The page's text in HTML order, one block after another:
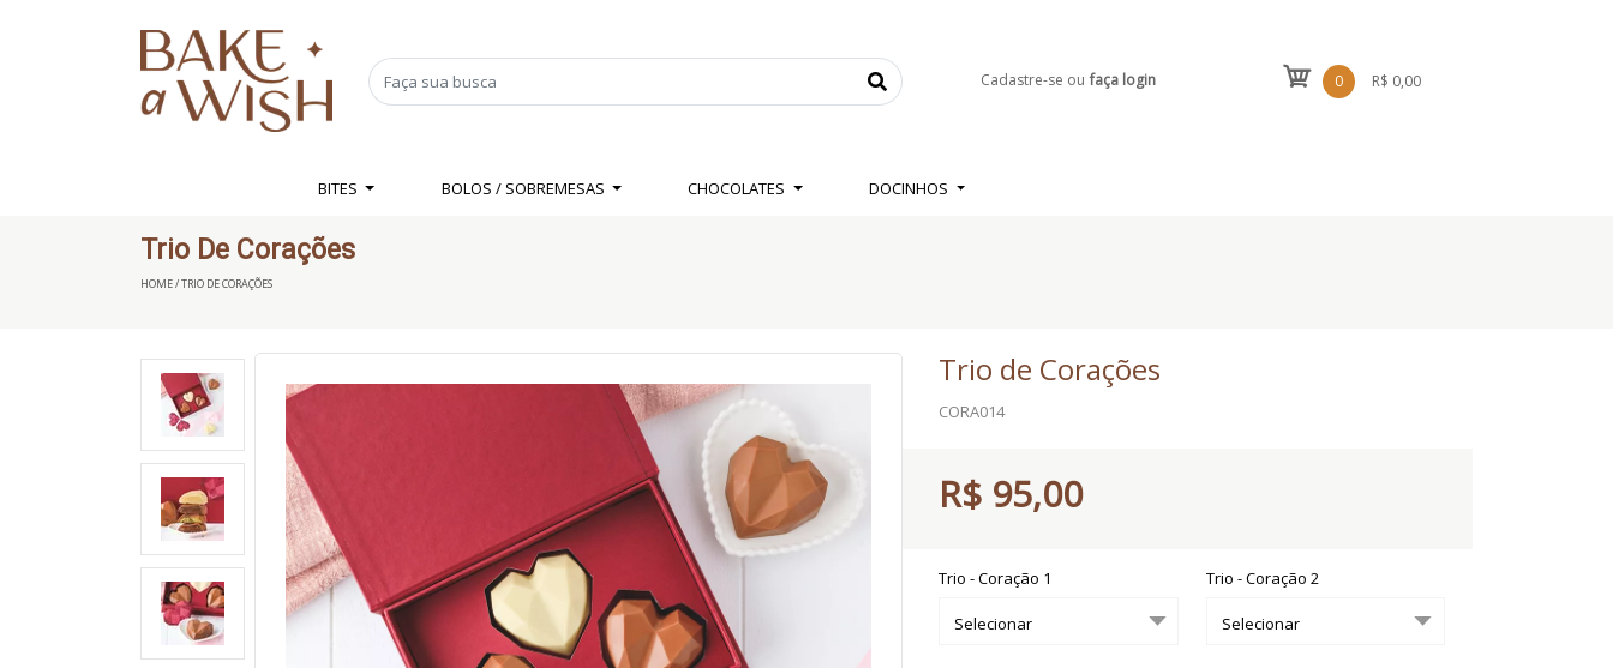
Cadastre-se ou faça login 0 R$ 0,00
BITES BOLOS / SOBREMESAS CHOCOLATES DOCINHOS
Trio De Corações
HOME / TRIO DE CORAÇÕES
Trio de Corações
CORA014
R$ 95,00
Trio - Coração 1 Trio - Coração 2